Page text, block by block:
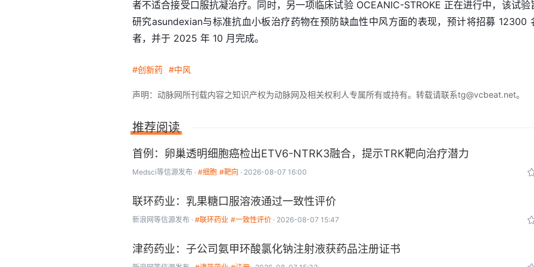
者不适合接受口服抗凝治疗。同时，另一项临床试验 OCEANIC-STROKE 正在进行中，该试验
研究asundexian与标准抗血小板治疗药物在预防缺血性中风方面的表现，预计将招募 12300
者，并于 2025 年 10 月完成。
#创新药 #中风
声明：动脉网所刊载内容之知识产权为动脉网及相关权利人专属所有或持有。转载请联系tg@vcbeat.net。
推荐阅读
首例：卵巢透明细胞癌检出ETV6-NTRK3融合，提示TRK靶向治疗潜力
Medsci等信源发布 #细胞 #靶向 2026-08-07 16:00
联环药业：乳果糖口服溶液通过一致性评价
新浪网等信源发布 #联环药业 #一致性评价 2026-08-07 15:47
津药药业：子公司氨甲环酸氯化钠注射液获药品注册证书